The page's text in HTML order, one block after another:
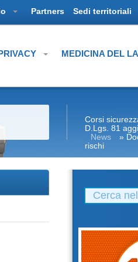
Partners Sedi territoriali
MEDICINA DEL
Corsi
D.Lgs. 81
News
»
rischi